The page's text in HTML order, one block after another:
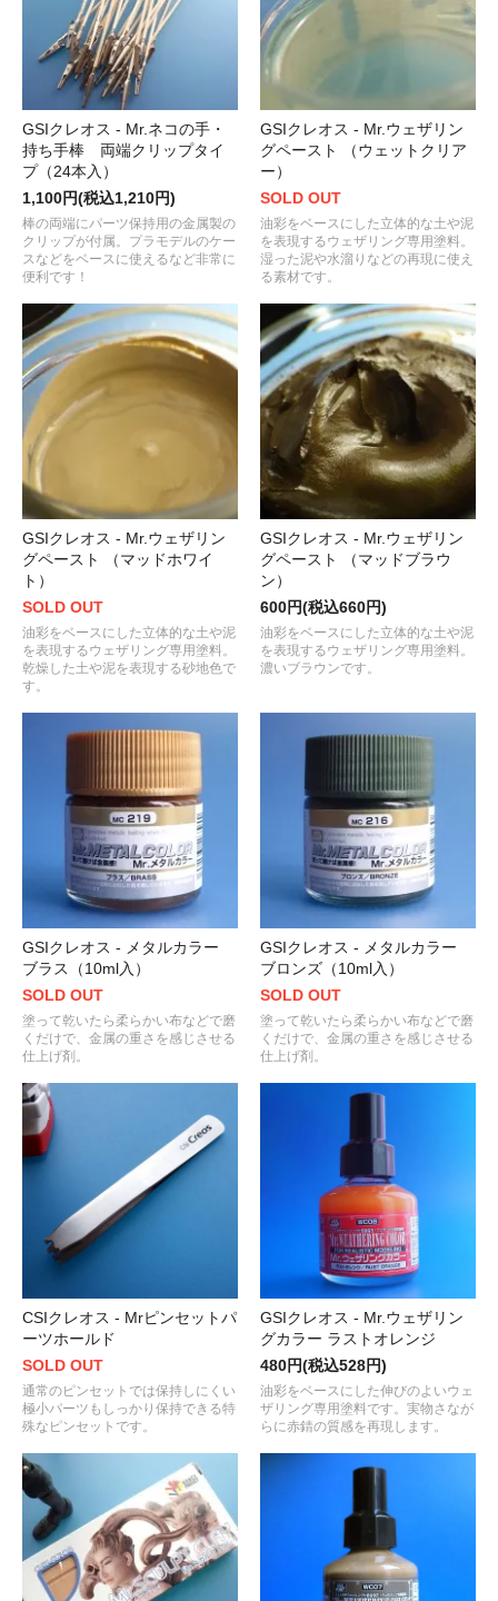
GSIクレオス - Mr.ネコの手・
持ち手棒 両端クリップタイ
プ（24本入）
1,100円(税込1,210円)
棒の両端にパーツ保持用の金属製の
クリップが付属。プラモデルのケー
スなどをベースに使えるなど非常に
便利です！
GSIクレオス - Mr.ウェザリン
グペースト （ウェットクリア
ー）
SOLD OUT
油彩をベースにした立体的な土や泥
を表現するウェザリング専用塗料。
湿った泥や水溜りなどの再現に使え
る素材です。
GSIクレオス - Mr.ウェザリン
グペースト （マッドホワイ
ト）
SOLD OUT
油彩をベースにした立体的な土や泥
を表現するウェザリング専用塗料。
乾燥した土や泥を表現する砂地色で
す。
GSIクレオス - Mr.ウェザリン
グペースト （マッドブラウ
ン）
600円(税込660円)
油彩をベースにした立体的な土や泥
を表現するウェザリング専用塗料。
濃いブラウンです。
GSIクレオス - メタルカラー
ブラス（10ml入）
SOLD OUT
塗って乾いたら柔らかい布などで磨
くだけで、金属の重さを感じさせる
仕上げ剤。
GSIクレオス - メタルカラー
ブロンズ（10ml入）
SOLD OUT
塗って乾いたら柔らかい布などで磨
くだけで、金属の重さを感じさせる
仕上げ剤。
CSIクレオス - Mrピンセットパ
ーツホールド
SOLD OUT
通常のピンセットでは保持しにくい
極小パーツもしっかり保持できる特
殊なピンセットです。
GSIクレオス - Mr.ウェザリン
グカラー ラストオレンジ
480円(税込528円)
油彩をベースにした伸びのよいウェ
ザリング専用塗料です。実物さなが
らに赤錆の質感を再現します。